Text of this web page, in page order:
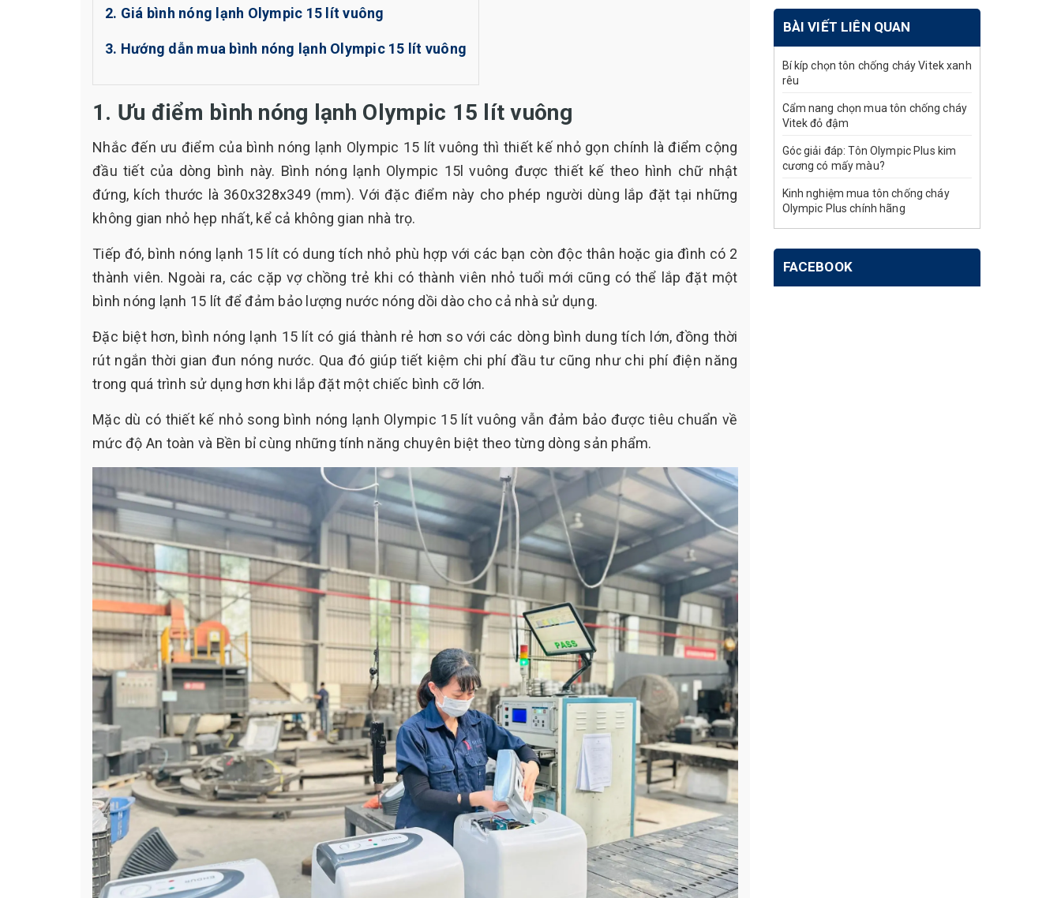
2. Giá bình nóng lạnh Olympic 15 lít vuông
3. Hướng dẫn mua bình nóng lạnh Olympic 15 lít vuông
1. Ưu điểm bình nóng lạnh Olympic 15 lít vuông
Nhắc đến ưu điểm của bình nóng lạnh Olympic 15 lít vuông thì thiết kế nhỏ gọn chính là điểm cộng
đầu tiết của dòng bình này. Bình nóng lạnh Olympic 15l vuông được thiết kế theo hình chữ nhật
đứng, kích thước là 360x328x349 (mm). Với đặc điểm này cho phép người dùng lắp đặt tại những
không gian nhỏ hẹp nhất, kể cả không gian nhà trọ.
Tiếp đó, bình nóng lạnh 15 lít có dung tích nhỏ phù hợp với các bạn còn độc thân hoặc gia đình có 2
thành viên. Ngoài ra, các cặp vợ chồng trẻ khi có thành viên nhỏ tuổi mới cũng có thể lắp đặt một
bình nóng lạnh 15 lít để đảm bảo lượng nước nóng dồi dào cho cả nhà sử dụng.
Đặc biệt hơn, bình nóng lạnh 15 lít có giá thành rẻ hơn so với các dòng bình dung tích lớn, đồng thời
rút ngắn thời gian đun nóng nước. Qua đó giúp tiết kiệm chi phí đầu tư cũng như chi phí điện năng
trong quá trình sử dụng hơn khi lắp đặt một chiếc bình cỡ lớn.
Mặc dù có thiết kế nhỏ song bình nóng lạnh Olympic 15 lít vuông vẫn đảm bảo được tiêu chuẩn về
mức độ An toàn và Bền bỉ cùng những tính năng chuyên biệt theo từng dòng sản phẩm.
BÀI VIẾT LIÊN QUAN
Bí kíp chọn tôn chống cháy Vitek xanh
rêu
Cẩm nang chọn mua tôn chống cháy
Vitek đỏ đậm
Góc giải đáp: Tôn Olympic Plus kim
cương có mấy màu?
Kinh nghiệm mua tôn chống cháy
Olympic Plus chính hãng
FACEBOOK